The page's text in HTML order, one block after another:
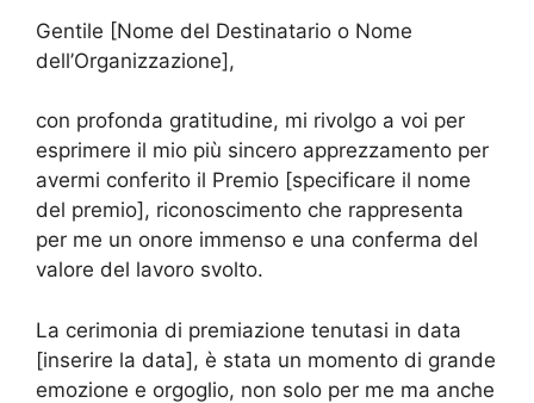
Gentile [Nome del Destinatario o Nome
dell’Organizzazione],
con profonda gratitudine, mi rivolgo a voi per
esprimere il mio più sincero apprezzamento per
avermi conferito il Premio [specificare il nome
del premio], riconoscimento che rappresenta
per me un onore immenso e una conferma del
valore del lavoro svolto.
La cerimonia di premiazione tenutasi in data
[inserire la data], è stata un momento di grande
emozione e orgoglio, non solo per me ma anche